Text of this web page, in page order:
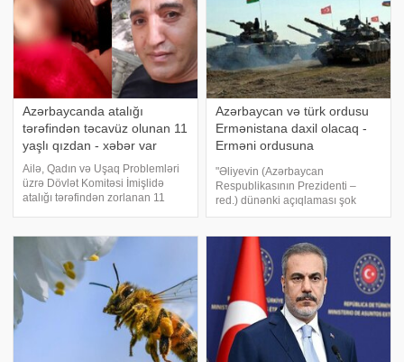
Azərbaycanda atalığı
tərəfindən təcavüz olunan 11
yaşlı qızdan - xəbər var
Ailə, Qadın və Uşaq Problemləri
üzrə Dövlət Komitəsi İmişlidə
atalığı tərəfindən zorlanan 11
sədri Bahar Muradova
jurnalistlərə açıqlamasında deyib
ki, həmin qız davaml
Azərbaycan və türk ordusu
Ermənistana daxil olacaq -
Erməni ordusuna
"Əliyevin (Azərbaycan
Respublikasının Prezidenti –
red.) dünənki açıqlaması şok
oldu: "Ermənistan Zəngəzur
çalışır. Ancaq bacarmayacaq. Biz
onları məcbur edəcəyik. Bütün
arzularımız